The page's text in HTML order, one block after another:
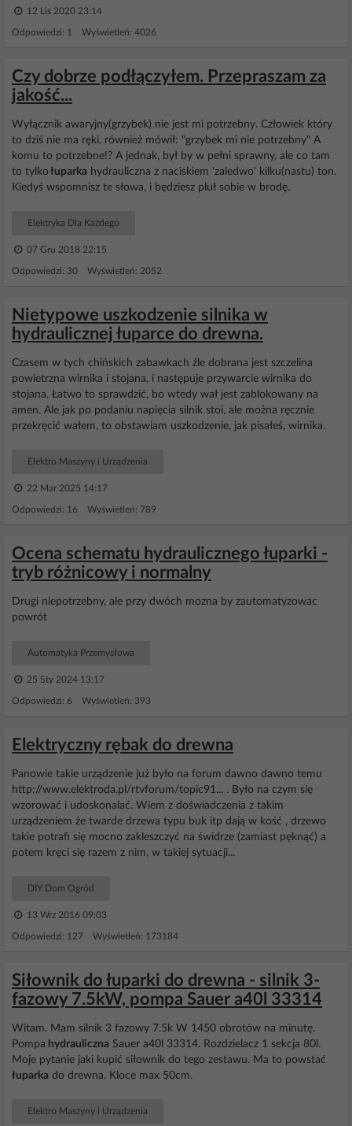
12 Lis 2020 23:14
Odpowiedzi: 1 Wyświetleń: 4026
Czy dobrze podłączyłem. Przepraszam za
jakość...
Wyłącznik awaryjny(grzybek) nie jest mi potrzebny. Człowiek który
to dziś nie ma ręki, również mówił: "grzybek mi nie potrzebny" A
komu to potrzebne!? A jednak, był by w pełni sprawny, ale co tam
to tylkołuparka hydrauliczna z naciskiem 'zaledwo' kilku(nastu) ton.
Kiedyś wspomnisz te słowa, i będziesz pluł sobie w brodę.
Elektryka Dla Każdego
07 Gru 2018 22:15
Odpowiedzi: 30 Wyświetleń: 2052
Nietypowe uszkodzenie silnika w
hydraulicznej łuparce do drewna.
Czasem w tych chińskich zabawkach źle dobrana jest szczelina
powietrzna wirnika i stojana, i następuje przywarcie wirnika do
stojana. Łatwo to sprawdzić, bo wtedy wał jest zablokowany na
amen. Ale jak po podaniu napięcia silnik stoi, ale można ręcznie
przekręcić wałem, to obstawiam uszkodzenie, jak pisałeś, wirnika.
Elektro Maszyny i Urządzenia
22 Mar 2025 14:17
Odpowiedzi: 16 Wyświetleń: 789
Ocena schematu hydraulicznego łuparki -
tryb różnicowy i normalny
Drugi niepotrzebny, ale przy dwóch mozna by zautomatyzowac
powrót
Automatyka Przemysłowa
25 Sty 2024 13:17
Odpowiedzi: 6 Wyświetleń: 393
Elektryczny rębak do drewna
Panowie takie urządzenie już było na forum dawno dawno temu
http://www.elektroda.pl/rtvforum/topic91... . Było na czym się
wzorować i udoskonalać. Wiem z doświadczenia z takim
urządzeniem że twarde drzewa typu buk itp dają w kość , drzewo
takie potrafi się mocno zakleszczyć na świdrze (zamiast pęknąć) a
potem kręci się razem z nim, w takiej sytuacji...
DIY Dom Ogród
13 Wrz 2016 09:03
Odpowiedzi: 127 Wyświetleń: 173184
Siłownik do łuparki do drewna - silnik 3-
fazowy 7.5kW, pompa Sauer a40l 33314
Witam. Mam silnik 3 fazowy 7.5k W 1450 obrotów na minutę.
Pompa hydrauliczna Sauer a40l 33314. Rozdzielacz 1 sekcja 80l.
Moje pytanie jaki kupić siłownik do tego zestawu. Ma to powstać
łuparka do drewna. Kloce max 50cm.
Elektro Maszyny i Urządzenia